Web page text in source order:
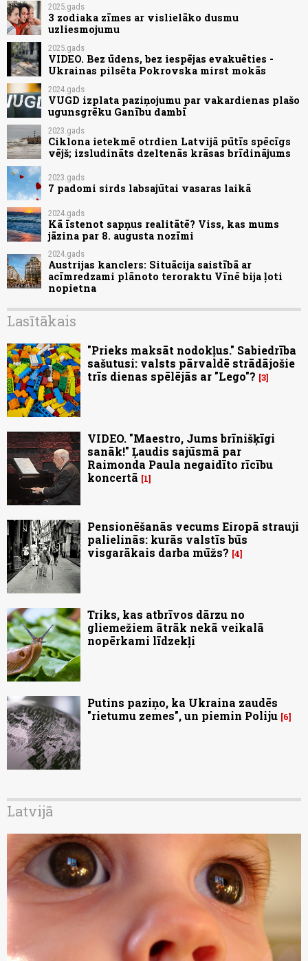
2025.gads
3 zodiaka zīmes ar vislielāko dusmu
uzliesmojumu
2025.gads
VIDEO. Bez ūdens, bez iespējas evakuēties -
Ukrainas pilsēta Pokrovska mirst mokās
2024.gads
VUGD izplata paziņojumu par vakardienas plašo
ugunsgrēku Ganību dambī
2023.gads
Ciklona ietekmē otrdien Latvijā pūtīs spēcīgs
vējš; izsludināts dzeltenās krāsas brīdinājums
2023.gads
7 padomi sirds labsajūtai vasaras laikā
2024.gads
Kā īstenot sapņus realitātē? Viss, kas mums
jāzina par 8. augusta nozīmi
2024.gads
Austrijas kanclers: Situācija saistībā ar
acīmredzami plānoto teroraktu Vīnē bija ļoti
nopietna
Lasītākais
"Prieks maksāt nodokļus." Sabiedrība
sašutusi: valsts pārvaldē strādājošie
trīs dienas spēlējās ar "Lego"? 3
VIDEO. "Maestro, Jums brīnišķīgi
sanāk!" Ļaudis sajūsmā par
Raimonda Paula negaidīto rīcību
koncertā
1
Pensionēšanās vecums Eiropā strauji
palielinās: kurās valstīs būs
visgarākais darba mūžs? 4
Triks, kas atbrīvos dārzu no
gliemežiem ātrāk nekā veikalā
nopērkami līdzekļi
Putins paziņo, ka Ukraina zaudēs
"rietumu zemes", un piemin Poliju 6
Latvijā